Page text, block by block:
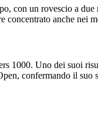
un rovescio a
concentrato anche nei
1000. Uno dei suoi
confermando il suo